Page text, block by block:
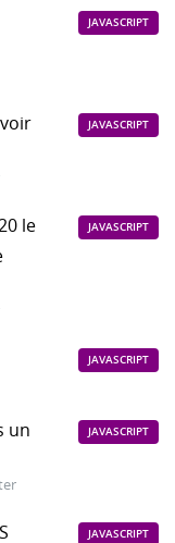
JAVASCRIPT
JAVASCRIPT
le
JAVASCRIPT
JAVASCRIPT
un
JAVASCRIPT
JAVASCRIPT